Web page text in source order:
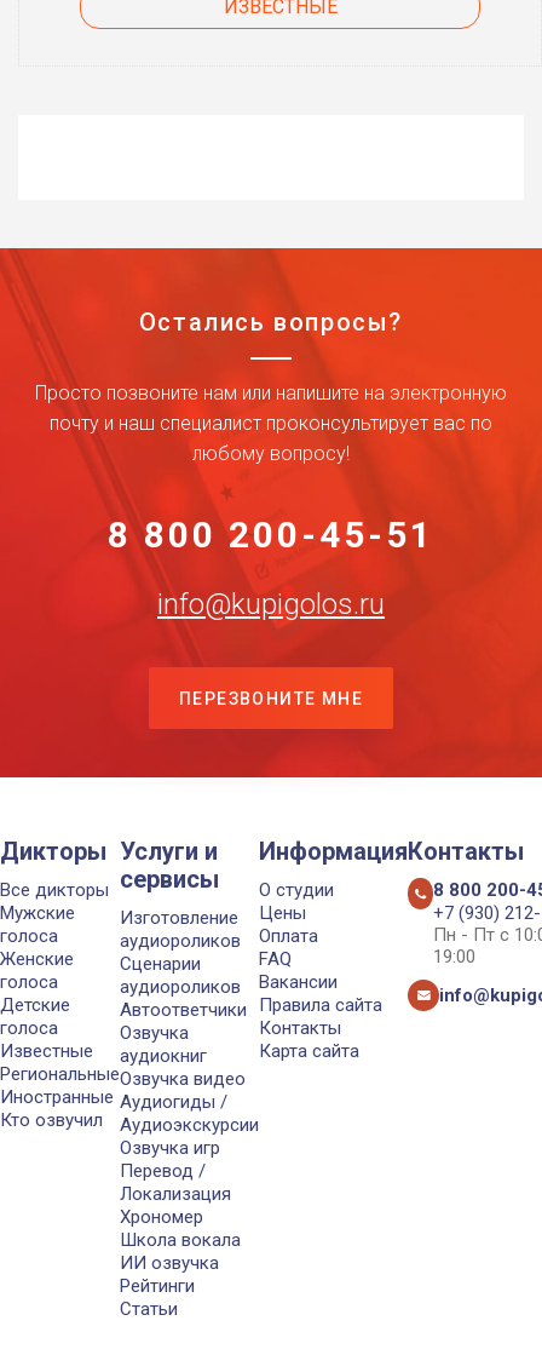
ИЗВЕСТНЫЕ
Остались вопросы?
Просто позвоните нам или напишите на электронную
почту и наш специалист проконсультирует вас по
любому вопросу!
8 800 200-45-51
info@kupigolos.ru
ПЕРЕЗВОНИТЕ МНЕ
Дикторы
Все дикторы
Мужские
голоса
Женские
голоса
Детские
голоса
Известные
Региональные
Иностранные
Кто озвучил
Услуги и
сервисы
Изготовление
аудиороликов
Сценарии
аудиороликов
Автоответчики
Озвучка
аудиокниг
Озвучка видео
Аудиогиды /
Аудиоэкскурсии
Озвучка игр
Перевод /
Локализация
Хрономер
Школа вокала
ИИ озвучка
Рейтинги
Статьи
Информация
О студии
Цены
Оплата
FAQ
Вакансии
Правила сайта
Контакты
Карта сайта
Контакты
8 800 200-
+7 (930)
Пн - Пт с
19:00